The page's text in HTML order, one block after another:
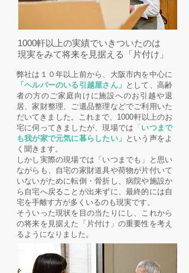
1000軒以上の実績でいきついたのは
現実をみて将来を見据える「片付け」
弊社は１０年以上前から、大阪市内を中心に
「ヘルパーのいる引越屋さん」 として、高齢
者の方のご家庭向けに施設へのお引越や退
居、家財整理、ご遺品整理などでご利用いた
だいてきました。これまで、1000軒以上のお
宅に伺ってきましたが、現場では 「 いつまで
も我が家で元気に暮らしたい」 という声をよ
く聞きます。
しかし実際の現場では「いつまでも」と思い
ながらも、自宅の家財道具や荷物が片付いて
いないがために転倒・骨折し、病院や施設か
ら自宅へ戻ることが出来ずに、最終的には自
宅を手離す方が多くいるのも現実です。
そういった現状を目の当たりにし、これから
の将来を見据えた「片付け」の重要性を考え
るようになりました。